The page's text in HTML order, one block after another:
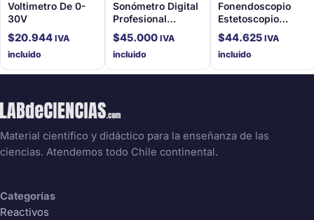
Voltimetro De 0-
30V
$20.944 IVA
incluido
Sonómetro Digital
Profesional
Conexión Usb
$45.000 IVA
incluido
Fonendoscopio
Estetoscopio
Doble Campana
$44.625 IVA
incluido
Material científico y didáctico para la enseñanza de las
ciencias. Atendemos todo Chile continental.
Categorías
Reactivos